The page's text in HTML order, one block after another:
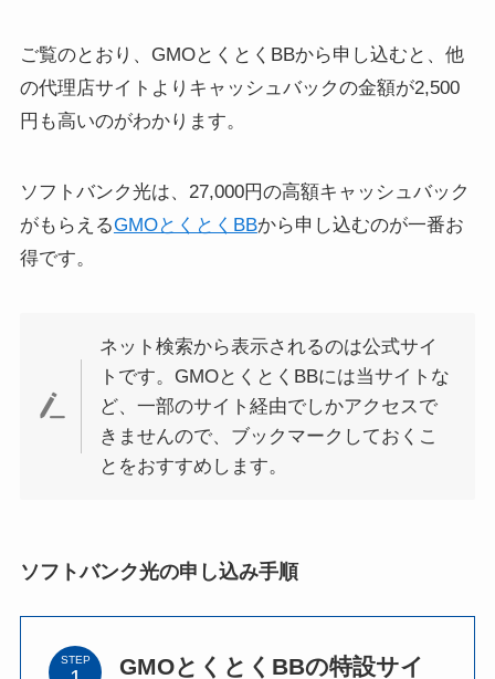
ご覧のとおり、GMOとくとくBBから申し込むと、他
の代理店サイトよりキャッシュバックの金額が2,500
円も高いのがわかります。
ソフトバンク光は、27,000円の高額キャッシュバック
がもらえるGMOとくとくBBから申し込むのが一番お
得です。
ネット検索から表示されるのは公式サイ
トです。GMOとくとくBBには当サイトな
ど、一部のサイト経由でしかアクセスで
きませんので、ブックマークしておくこ
とをおすすめします。
ソフトバンク光の申し込み手順
STEP
GMOとくとくBBの特設サイ